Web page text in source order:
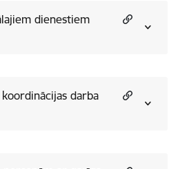
dienestiem
darba